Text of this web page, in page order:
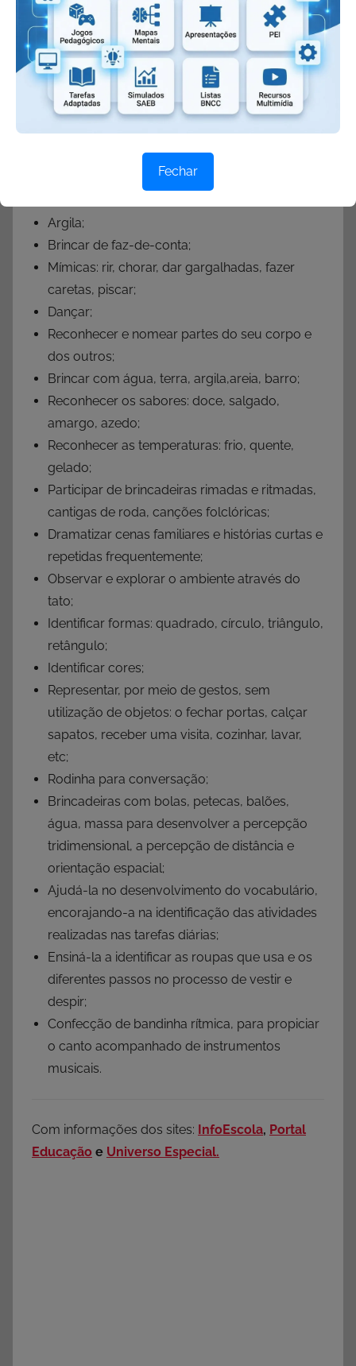
Exemplos práticos:
Jogos de memória;
Recorte e colagem (papel picado, grãos,
contas);
Rasgar papéis com as mãos;
Amassar os papéis picados;
Confecção de colares;
Pintura a sopro, a dedo e/ou a pincel;
Argila;
Brincar de faz-de-conta;
Mímicas: rir, chorar, dar gargalhadas, fazer
caretas, piscar;
Dançar;
Reconhecer e nomear partes do seu corpo e
dos outros;
Brincar com água, terra, argila,areia, barro;
Reconhecer os sabores: doce, salgado,
amargo, azedo;
Reconhecer as temperaturas: frio, quente,
gelado;
Participar de brincadeiras rimadas e ritmadas,
cantigas de roda, canções folclóricas;
Dramatizar cenas familiares e histórias curtas e
repetidas frequentemente;
Observar e explorar o ambiente através do
tato;
Identificar formas: quadrado, círculo, triângulo,
retângulo;
Identificar cores;
Representar, por meio de gestos, sem
utilização de objetos: o fechar portas, calçar
sapatos, receber uma visita, cozinhar, lavar,
etc;
Rodinha para conversação;
Brincadeiras com bolas, petecas, balões,
água, massa para desenvolver a percepção
tridimensional, a percepção de distância e
orientação espacial;
Ajudá-la no desenvolvimento do vocabulário,
encorajando-a na identificação das atividades
realizadas nas tarefas diárias;
Ensiná-la a identificar as roupas que usa e os
diferentes passos no processo de vestir e
despir;
Confecção de bandinha rítmica, para propiciar
o canto acompanhado de instrumentos
musicais.
Com informações dos sites: InfoEscola, Portal
Educação e Universo Especial.
Fechar